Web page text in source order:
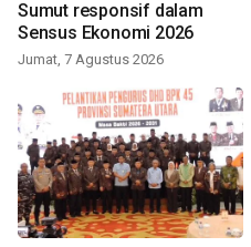
Sumut responsif dalam
Sensus Ekonomi 2026
Jumat, 7 Agustus 2026